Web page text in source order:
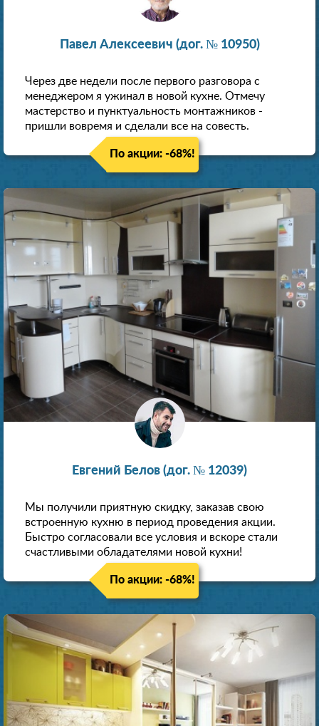
Павел Алексеевич (дог. № 10950)
Через две недели после первого разговора с
менеджером я ужинал в новой кухне. Отмечу
мастерство и пунктуальность монтажников -
пришли вовремя и сделали все на совесть.
По акции: -68%!
Евгений Белов (дог. № 12039)
Мы получили приятную скидку, заказав свою
встроенную кухню в период проведения акции.
Быстро согласовали все условия и вскоре стали
счастливыми обладателями новой кухни!
По акции: -68%!